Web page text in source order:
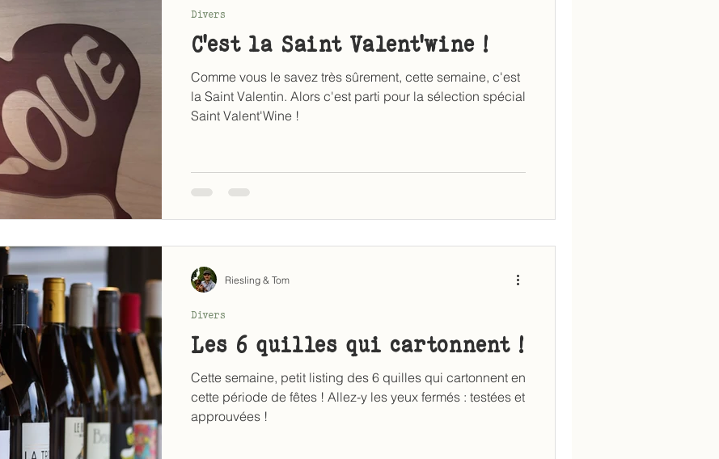
C'est la Saint Valent'wine !
Comme vous le savez très sûrement, cette semaine, c'est
la Saint Valentin. Alors c'est parti pour la sélection spécial
Saint Valent'Wine !
Divers
Les 6 quilles qui cartonnent !
Cette semaine, petit listing des 6 quilles qui cartonnent en
cette période de fêtes ! Allez-y les yeux fermés : testées et
approuvées !
Divers
Riesling & Tom